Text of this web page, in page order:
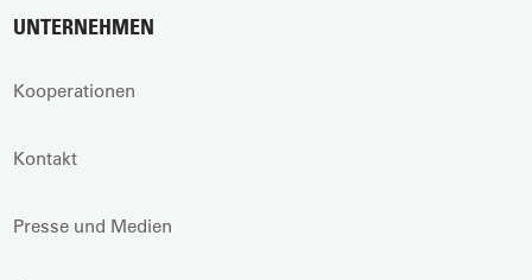
UNTERNEHMEN
Kooperationen
Kontakt
Presse und Medien